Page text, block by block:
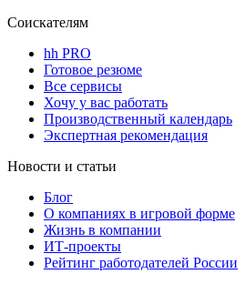
Соискателям
hh PRO
Готовое резюме
Все сервисы
Хочу у вас работать
Производственный календарь
Экспертная рекомендация
Новости и статьи
Блог
О компаниях в игровой форме
Жизнь в компании
ИТ-проекты
Рейтинг работодателей России